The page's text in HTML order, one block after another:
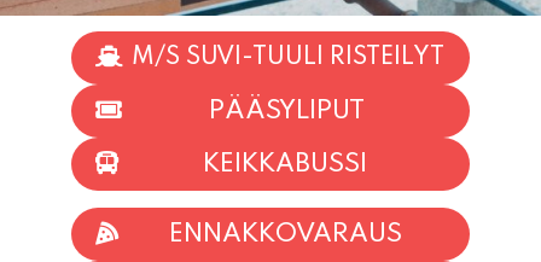
M/S SUVI-TUULI RISTEILYT
PÄÄSYLIPUT
KEIKKABUSSI
ENNAKKOVARAUS